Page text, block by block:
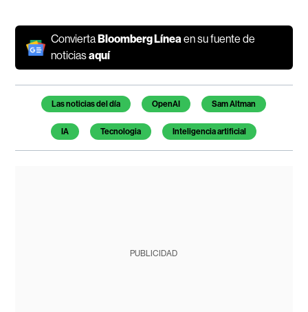
Convierta Bloomberg Líneaen su fuente de
noticiasaquí
Temas de este artículo
Las noticias del día OpenAI Sam Altman
IA Tecnologia Inteligencia artificial
PUBLICIDAD